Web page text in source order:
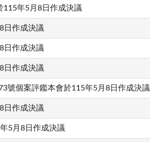
115年5月8日作成決議
日作成決議
日作成決議
日作成決議
號個案評鑑本會於115年5月8日作成決議
日作成決議
5月8日作成決議